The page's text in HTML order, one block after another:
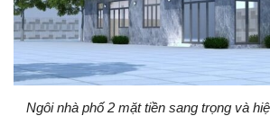
Ngôi nhà phố 2 mặt tiền sang trọng và